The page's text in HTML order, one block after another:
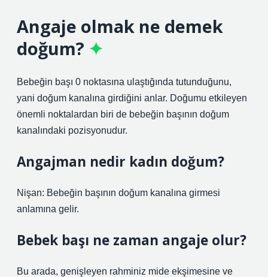
Angaje olmak ne demek
doğum?
Bebeğin başı 0 noktasına ulaştığında tutunduğunu,
yani doğum kanalına girdiğini anlar. Doğumu etkileyen
önemli noktalardan biri de bebeğin başının doğum
kanalındaki pozisyonudur.
Angajman nedir kadın doğum?
Nişan: Bebeğin başının doğum kanalına girmesi
anlamına gelir.
Bebek başı ne zaman angaje olur?
Bu arada, genişleyen rahminiz mide ekşimesine ve